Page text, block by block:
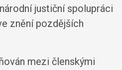
justiční spolupráci
znění pozdějších
mezi členskými